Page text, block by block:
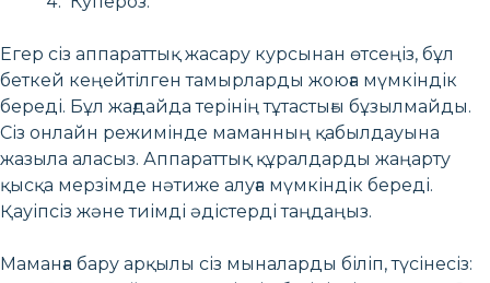
Егер сіз аппараттық жасару курсынан өтсеңіз, бұл
беткей кеңейтілген тамырларды жоюға мүмкіндік
береді. Бұл жағдайда терінің тұтастығы бұзылмайды.
Сіз онлайн режимінде маманның қабылдауына
жазыла аласыз. Аппараттық құралдарды жаңарту
қысқа мерзімде нәтиже алуға мүмкіндік береді.
Қауіпсіз және тиімді әдістерді таңдаңыз.
Маманға бару арқылы сіз мыналарды біліп, түсінесіз: